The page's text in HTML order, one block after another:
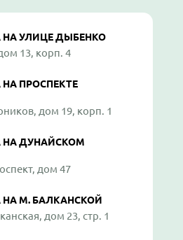
УЛИЦЕ ДЫБЕНКО
13, корп. 4
ПРОСПЕКТЕ
дом 19, корп. 1
ДУНАЙСКОМ
дом 47
М. БАЛКАНСКОЙ
дом 23, стр. 1